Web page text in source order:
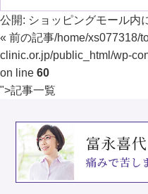
公開: ショッピングモール内
« 前の記事/home/xs077318/
clinic.or.jp/public_html/wp-
on line 60
">記事一覧